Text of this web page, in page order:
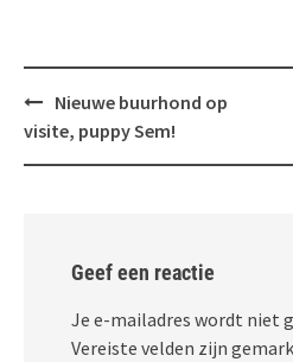
Bericht
navigatie
Nieuwe buurhond op
visite, puppy Sem!
Geef een reactie
Je e-mailadres wordt niet
Vereiste velden zijn